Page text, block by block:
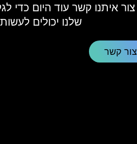
צור איתנו קשר עוד היום כדי
שלנו יכולים
צור קשר